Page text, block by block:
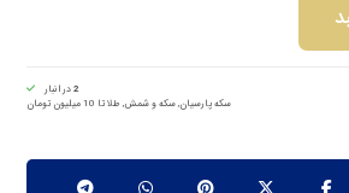
2در انبار
سکه پارسیان,سکه و شمش, طلا تا 10 میلیون تومان